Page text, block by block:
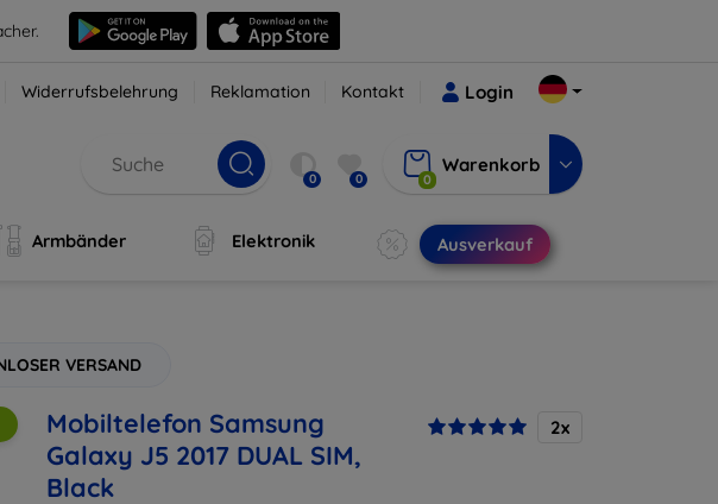
Widerrufsbelehrung Reklamation Kontakt Login
0 0 0
Warenkorb
Armbänder Elektronik Ausverkauf
VERSAND
Mobiltelefon Samsung
Galaxy J5 2017 DUAL SIM,
Black
2x